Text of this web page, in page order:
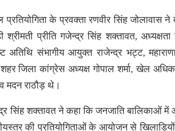
प्रतियोगिता के प्रवक्ता रणवीर सिंह जोलावास
श्रीमती प्रीति गजेन्द्र सिंह शक्तावत,
अतिथि संभागीय आयुक्त राजेन्द्र भट्ट,
शहर जिला कांग्रेस अध्यक्ष गोपाल शर्मा, खेल
मदन राठौड़ थे।
सिंह शक्तावत ने कहा कि जनजाति बालिकाओं में
की प्रतियोगिताओं के आयोजन से